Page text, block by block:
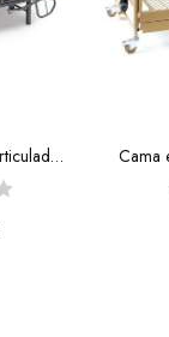
Conjunto completo articulado Geria